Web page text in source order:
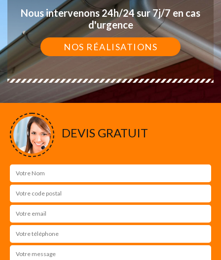
Nous intervenons 24h/24 sur 7j/7 en cas
d'urgence
NOS RÉALISATIONS
DEVIS GRATUIT